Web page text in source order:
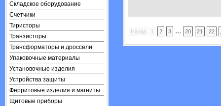
Складское оборудование
Счетчики
Тиристоры
Транзисторы
Трансформаторы и дроссели
Упаковочные материалы
Установочные изделия
Устройства защиты
Ферритовые изделия и магниты
Щитовые приборы
Назад 1 2 3 ... 20 21 22